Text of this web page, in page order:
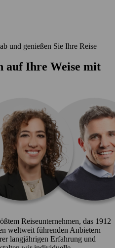
und genießen Sie Ihre Reise
auf Ihre Weise mit
Reiseunternehmen, das 1912
weltweit führenden Anbietern
langjährigen Erfahrung und